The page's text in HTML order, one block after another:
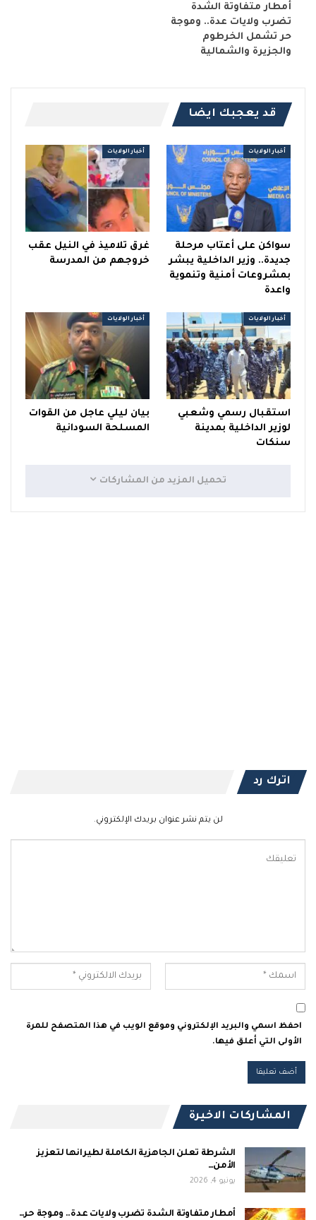
أمطار متفاوتة الشدة
تضرب ولايات عدة.. وموجة
حر تشمل الخرطوم
والجزيرة والشمالية
قد يعجبك ايضا
أخبار الولايات
سواكن على أعتاب مرحلة
جديدة.. وزير الداخلية يبشر
بمشروعات أمنية وتنموية
واعدة
أخبار الولايات
غرق تلاميذ في النيل عقب
خروجهم من المدرسة
أخبار الولايات
استقبال رسمي وشعبي
لوزير الداخلية بمدينة
سنكات
أخبار الولايات
بيان ليلي عاجل من القوات
المسلحة السودانية
تحميل المزيد من المشاركات
اترك رد
لن يتم نشر عنوان بريدك الإلكتروني.
احفظ اسمي والبريد الإلكتروني وموقع الويب في هذا المتصفح للمرة
الأولى التي أعلق فيها.
المشاركات الاخيرة
الشرطة تعلن الجاهزية الكاملة لطيرانها لتعزيز
الأمن…
يونيو 4, 2026
أمطار متفاوتة الشدة تضرب ولايات عدة.. وموجة حر…